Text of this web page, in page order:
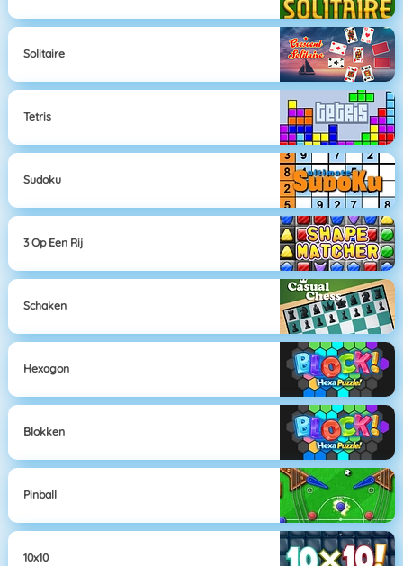
Solitaire
Tetris
Sudoku
3 Op Een Rij
Schaken
Hexagon
Blokken
Pinball
10x10